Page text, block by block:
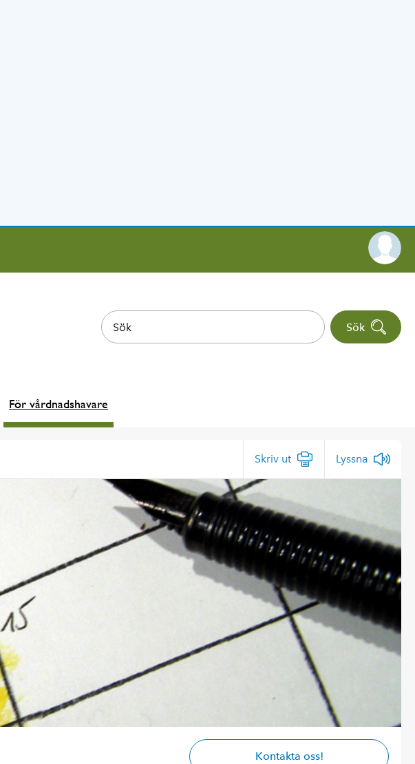
Sök
För vårdnadshavare
Skriv ut Lyssna
Kontakta oss!